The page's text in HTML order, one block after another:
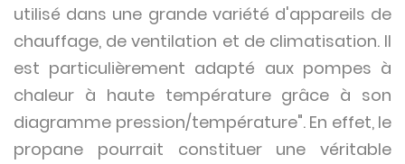
utilisé dans une grande variété d'appareils de
chauffage, de ventilation et de climatisation. Il
est particulièrement adapté aux pompes à
chaleur à haute température grâce à son
diagramme pression/température". En effet, le
propane pourrait constituer une véritable